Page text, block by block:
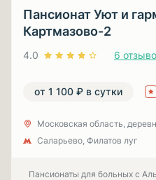
Пансионат Уют и
Картмазово-2
4.0 6
от 1 100 ₽ в сутки
Московская область,
Саларьево, Филатов луг
Пансионаты для больных с